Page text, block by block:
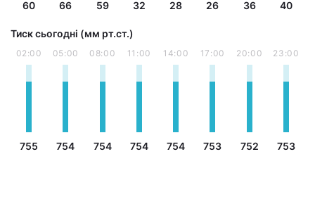
60 66 59 32 28 26 36 40
Тиск сьогодні (мм рт.ст.)
02:00
755
05:00
754
08:00
754
11:00
754
14:00
754
17:00
753
20:00
752
23:00
753